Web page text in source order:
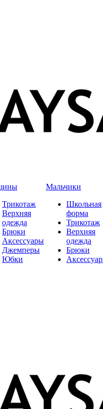
Трикотаж
Верхняя
одежда
Брюки
Аксессуары
Джемперы
Юбки
Мальчики
Школьная
форма
Трикотаж
Верхняя
одежда
Брюки